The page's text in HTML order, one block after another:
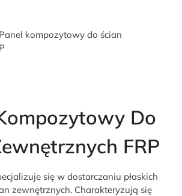
Panel kompozytowy do ścian
Do
FRP
się w dostarczaniu płaskich
zewnętrznych. Charakteryzują się